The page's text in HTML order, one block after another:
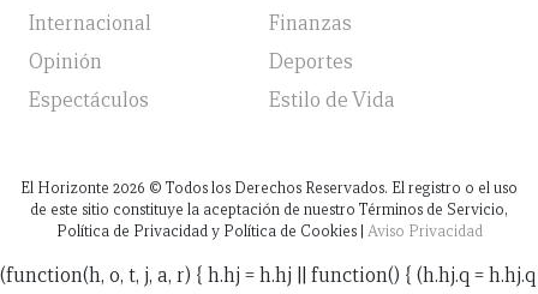
Internacional
Finanzas
Opinión
Deportes
Espectáculos
Estilo de Vida
El Horizonte 2026 © Todos los Derechos Reservados. El registro o el uso
de este sitio constituye la aceptación de nuestro Términos de Servicio,
Política de Privacidad y Política de Cookies | Aviso Privacidad
(function(h, o, t, j, a, r) { h.hj = h.hj || function() { (h.hj.q = h.hj.q